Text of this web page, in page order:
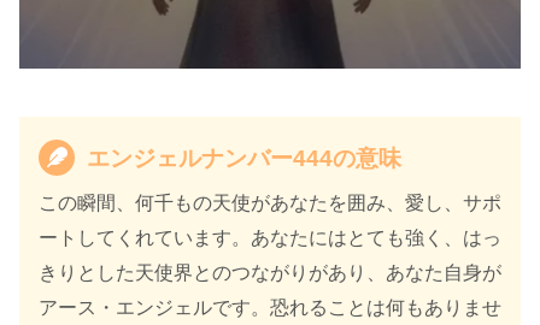
書籍名
天使のサイン エンジェル・ナンバ
ー 数字に秘められた幸運のメッセ
ージ
著者 カイル・グレイ
エンジェルナンバー444の意味
この瞬間、何千もの天使があなたを囲み、愛し、サポ
ートしてくれています。あなたにはとても強く、はっ
きりとした天使界とのつながりがあり、あなた自身が
アース・エンジェルです。恐れることは何もありませ